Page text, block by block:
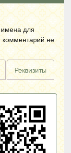
для
не
Реквизиты